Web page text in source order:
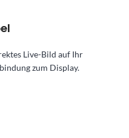
Live-Bild auf Ihr
zum Display.